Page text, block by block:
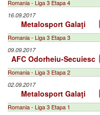
Romania - Liga 3 Etapa 4
16.09.2017
Metalosport Galaţi
Romania - Liga 3 Etapa 3
09.09.2017
AFC Odorheiu-Secuiesc
Romania - Liga 3 Etapa 2
02.09.2017
Metalosport Galaţi
Romania - Liga 3 Etapa 1